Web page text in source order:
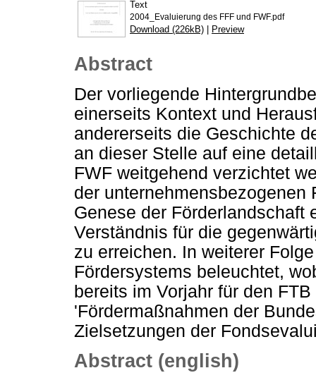
Text
2004_Evaluierung des FFF und FWF.pdf
Download (226kB) | Preview
Abstract
Der vorliegende
einerseits Kontext und
andererseits die Geschichte
an dieser Stelle auf eine
FWF weitgehend verzichtet
der unternehmensbezogenen
Genese der Förderlandschaft
Verständnis für die
zu erreichen. In weiterer
Fördersystems beleuchtet,
bereits im Vorjahr für den
'Fördermaßnahmen der
Zielsetzungen der
Abstract (english)